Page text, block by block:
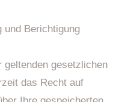
und Berichtigung
geltenden gesetzlichen
das Recht auf